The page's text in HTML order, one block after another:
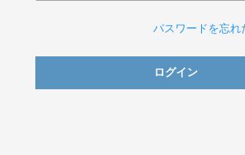
パスワードを忘れ
ログイン